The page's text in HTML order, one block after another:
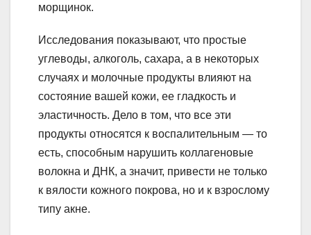
морщинок.
Исследования показывают, что простые
углеводы, алкоголь, сахара, а в некоторых
случаях и молочные продукты влияют на
состояние вашей кожи, ее гладкость и
эластичность. Дело в том, что все эти
продукты относятся к воспалительным — то
есть, способным нарушить коллагеновые
волокна и ДНК, а значит, привести не только
к вялости кожного покрова, но и к взрослому
типу акне.